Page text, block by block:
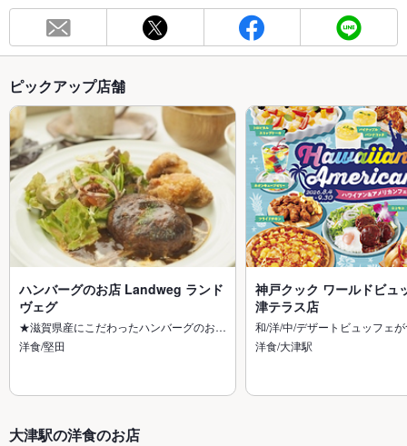
ピックアップ店舗
ハンバーグのお店 Landweg ランド
ヴェグ
★滋賀県産にこだわったハンバーグのお…
洋食/堅田
神戸クック ワールドビュ
津テラス店
和/洋/中/デザートビュッフェ
洋食/大津駅
大津駅の洋食のお店